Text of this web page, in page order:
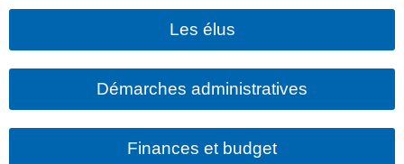
Les élus
Démarches administratives
Finances et budget